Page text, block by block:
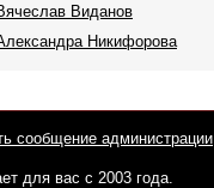
Виданов
Никифорова
сообщение администрации
для вас с 2003 года.